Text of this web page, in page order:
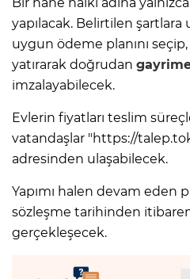
yapılacak. Belirtilen
uygun ödeme planını
yatırarak doğrudan
imzalayabilecek.
Evlerin fiyatları teslim
vatandaşlar "https://
adresinden ulaşabilecek.
Yapımı halen devam eden
sözleşme tarihinden
gerçekleşecek.